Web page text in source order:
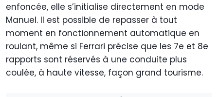
enfoncée, elle s’initialise directement en mode
Manuel. Il est possible de repasser à tout
moment en fonctionnement automatique en
roulant, même si Ferrari précise que les 7e et 8e
rapports sont réservés à une conduite plus
coulée, à haute vitesse, façon grand tourisme.